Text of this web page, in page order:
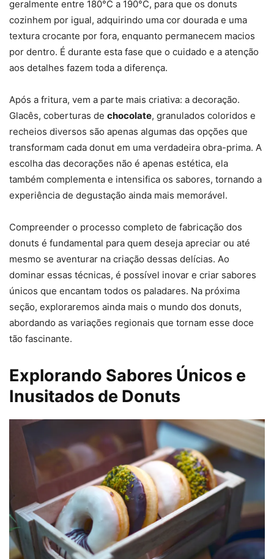
geralmente entre 180°C a 190°C, para que os donuts
cozinhem por igual, adquirindo uma cor dourada e uma
textura crocante por fora, enquanto permanecem macios
por dentro. É durante esta fase que o cuidado e a atenção
aos detalhes fazem toda a diferença.
Após a fritura, vem a parte mais criativa: a decoração.
Glacês, coberturas de chocolate, granulados coloridos e
recheios diversos são apenas algumas das opções que
transformam cada donut em uma verdadeira obra-prima. A
escolha das decorações não é apenas estética, ela
também complementa e intensifica os sabores, tornando a
experiência de degustação ainda mais memorável.
Compreender o processo completo de fabricação dos
donuts é fundamental para quem deseja apreciar ou até
mesmo se aventurar na criação dessas delícias. Ao
dominar essas técnicas, é possível inovar e criar sabores
únicos que encantam todos os paladares. Na próxima
seção, exploraremos ainda mais o mundo dos donuts,
abordando as variações regionais que tornam esse doce
tão fascinante.
Explorando Sabores Únicos e
Inusitados de Donuts